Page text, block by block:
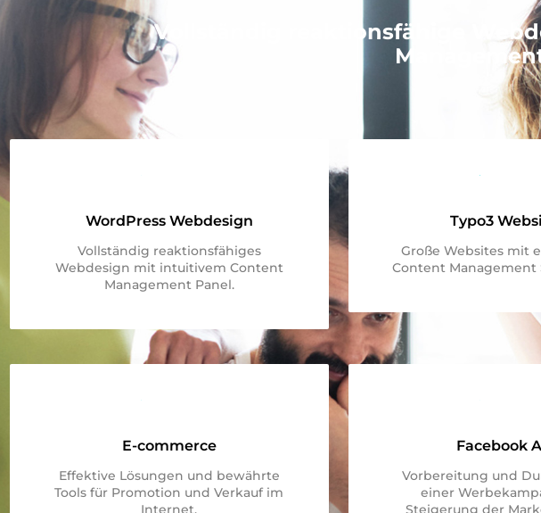
Vollständig reaktionsfähige
WordPress Webdesign
Vollständig reaktionsfähiges
Webdesign mit intuitivem Content
Management Panel.
Typo3
Große Websites mit
Content Management
E-commerce
Effektive Lösungen und bewährte
Tools für Promotion und Verkauf im
Internet.
Facebook
Vorbereitung und
einer
Steigerung der